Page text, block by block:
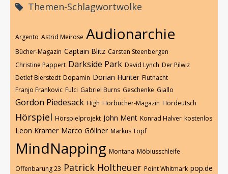
Themen-Schlagwortwolke
Argento Astrid Meirose Audionarchie
Bücher-Magazin Captain Blitz Carsten Steenbergen
Christine Pappert Darkside Park David Lynch Der Pilwiz
Detlef Bierstedt Dopamin Dorian Hunter Flutnacht
Franjo Frankovic Fulci Gabriel Burns Geschenke Giallo
Gordon Piedesack High Hörbücher-Magazin Hördeutsch
Hörspiel Hörspielprojekt John Ment Konrad Halver kostenlos
Leon Kramer Marco Göllner Markus Topf
MindNapping Montana Möbiusschleife
Offenbarung 23 Patrick Holtheuer Point Whitmark pop.de